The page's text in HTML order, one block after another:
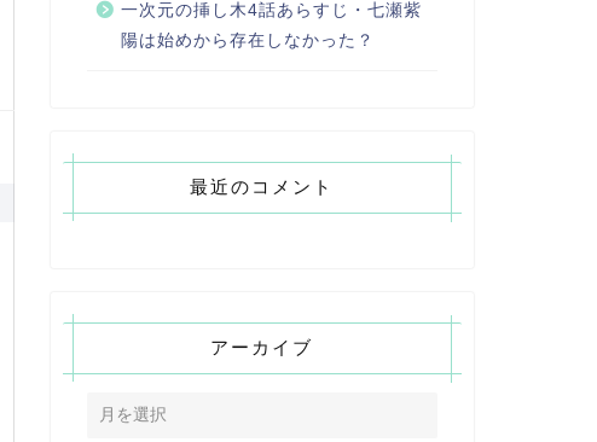
一次元の挿し木4話あらすじ・七瀬紫
陽は始めから存在しなかった？
最近のコメント
アーカイブ